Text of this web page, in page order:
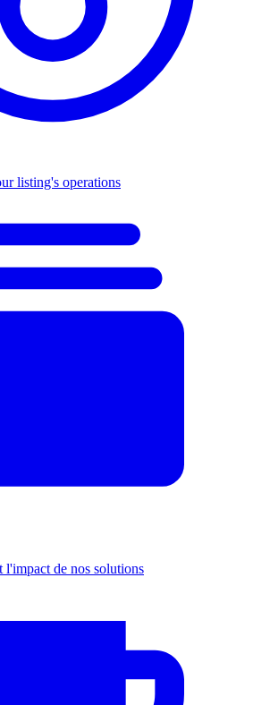
listing's operations
l'impact de nos solutions